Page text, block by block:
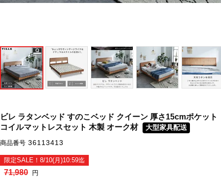
ビレ ラタンベッド すのこベッド クイーン 厚さ15cmポケット
コイルマットレスセット 木製 オーク材
大型家具配送
商品番号 36113413
限定SALE！8/10(月)10:59迄
71,980 円